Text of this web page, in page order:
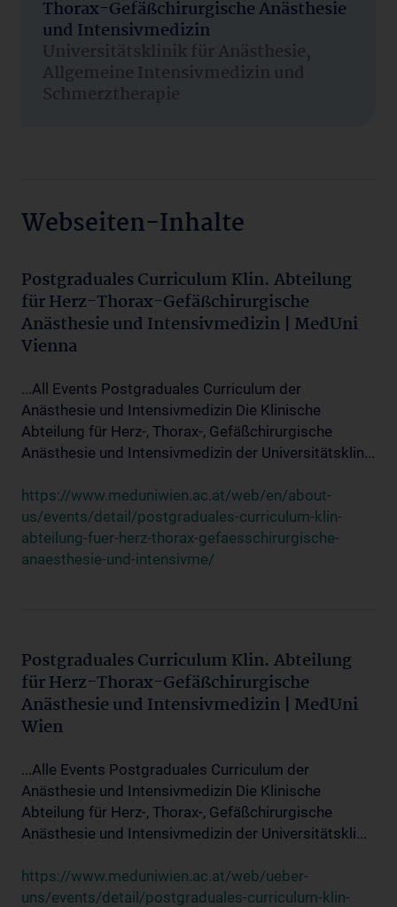
Thorax-Gefäßchirurgische Anästhesie
und Intensivmedizin
Universitätsklinik für Anästhesie,
Allgemeine Intensivmedizin und
Schmerztherapie
Webseiten-Inhalte
Postgraduales Curriculum Klin. Abteilung
für Herz-Thorax-Gefäßchirurgische
Anästhesie und Intensivmedizin | MedUni
Vienna
...All Events Postgraduales Curriculum der
Anästhesie und Intensivmedizin Die Klinische
Abteilung für Herz-, Thorax-, Gefäßchirurgische
Anästhesie und Intensivmedizin der Universitätsklin...
https://www.meduniwien.ac.at/web/en/about-
us/events/detail/postgraduales-curriculum-klin-
abteilung-fuer-herz-thorax-gefaesschirurgische-
anaesthesie-und-intensivme/
Postgraduales Curriculum Klin. Abteilung
für Herz-Thorax-Gefäßchirurgische
Anästhesie und Intensivmedizin | MedUni
Wien
...Alle Events Postgraduales Curriculum der
Anästhesie und Intensivmedizin Die Klinische
Abteilung für Herz-, Thorax-, Gefäßchirurgische
Anästhesie und Intensivmedizin der Universitätskli...
https://www.meduniwien.ac.at/web/ueber-
uns/events/detail/postgraduales-curriculum-klin-